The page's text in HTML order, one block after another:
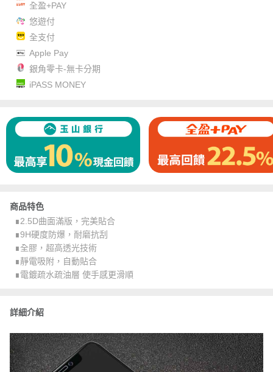
全盈+PAY
悠遊付
全支付
Apple Pay
銀角零卡-無卡分期
iPASS MONEY
商品特色
∎2.5D曲面滿版，完美貼合
∎9H硬度防爆，耐磨抗刮
∎全膠，超高透光技術
∎靜電吸附，自動貼合
∎電鍍疏水疏油層 使手感更滑順
詳細介紹